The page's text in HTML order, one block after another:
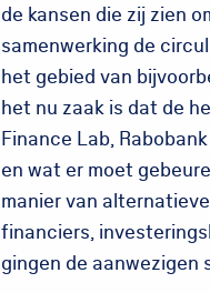
de kansen die zij zien
samenwerking de
het gebied van
het nu zaak is dat de
Finance Lab,
en wat er moet
manier van
financiers,
gingen de aanwezigen